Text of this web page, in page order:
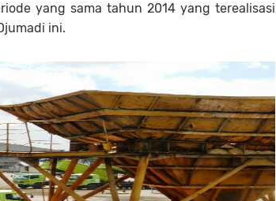
yang sama tahun 2014 yang terealisasi
ini.